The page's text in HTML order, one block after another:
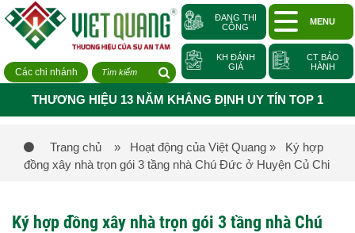
Các chi nhánh
ĐANG THI
CÔNG
MENU
KH ĐÁNH
GIÁ
CT BẢO
HÀNH
THƯƠNG HIỆU 13 NĂM KHẲNG ĐỊNH UY TÍN TOP 1
Trang chủ » Hoạt động của Việt Quang » Ký hợp
đồng xây nhà trọn gói 3 tầng nhà Chú Đức ở Huyện Củ Chi
Ký hợp đồng xây nhà trọn gói 3 tầng nhà Chú